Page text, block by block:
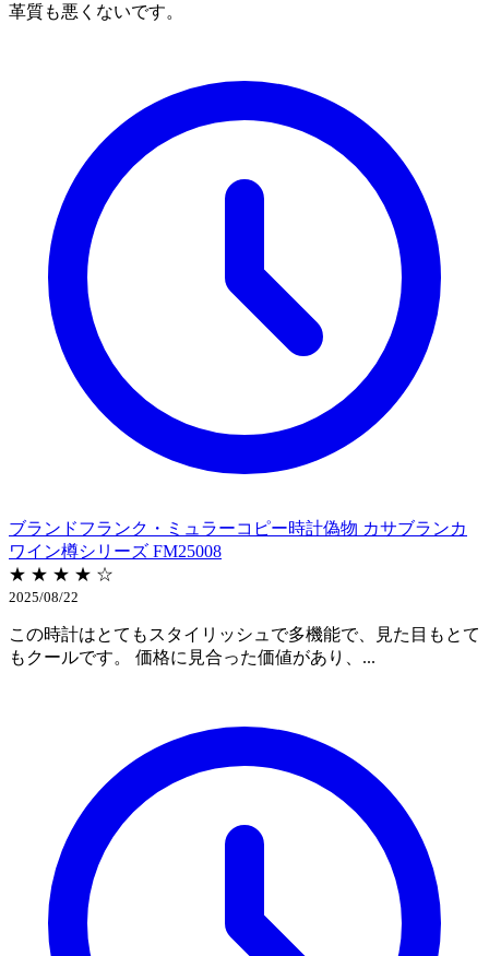
革質も悪くないです。
ブランドフランク・ミュラーコピー時計偽物 カサブランカ
ワイン樽シリーズ FM25008
★ ★ ★ ★ ☆
2025/08/22
この時計はとてもスタイリッシュで多機能で、見た目もとて
もクールです。 価格に見合った価値があり、...